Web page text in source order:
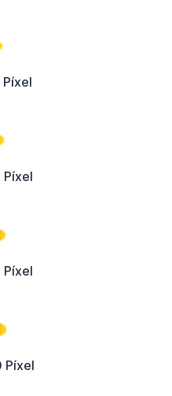
Píxel
Píxel
Píxel
Píxel